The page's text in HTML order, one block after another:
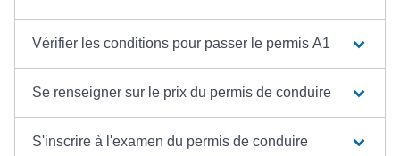
Vérifier les conditions pour passer le permis A1
Se renseigner sur le prix du permis de conduire
S'inscrire à l'examen du permis de conduire